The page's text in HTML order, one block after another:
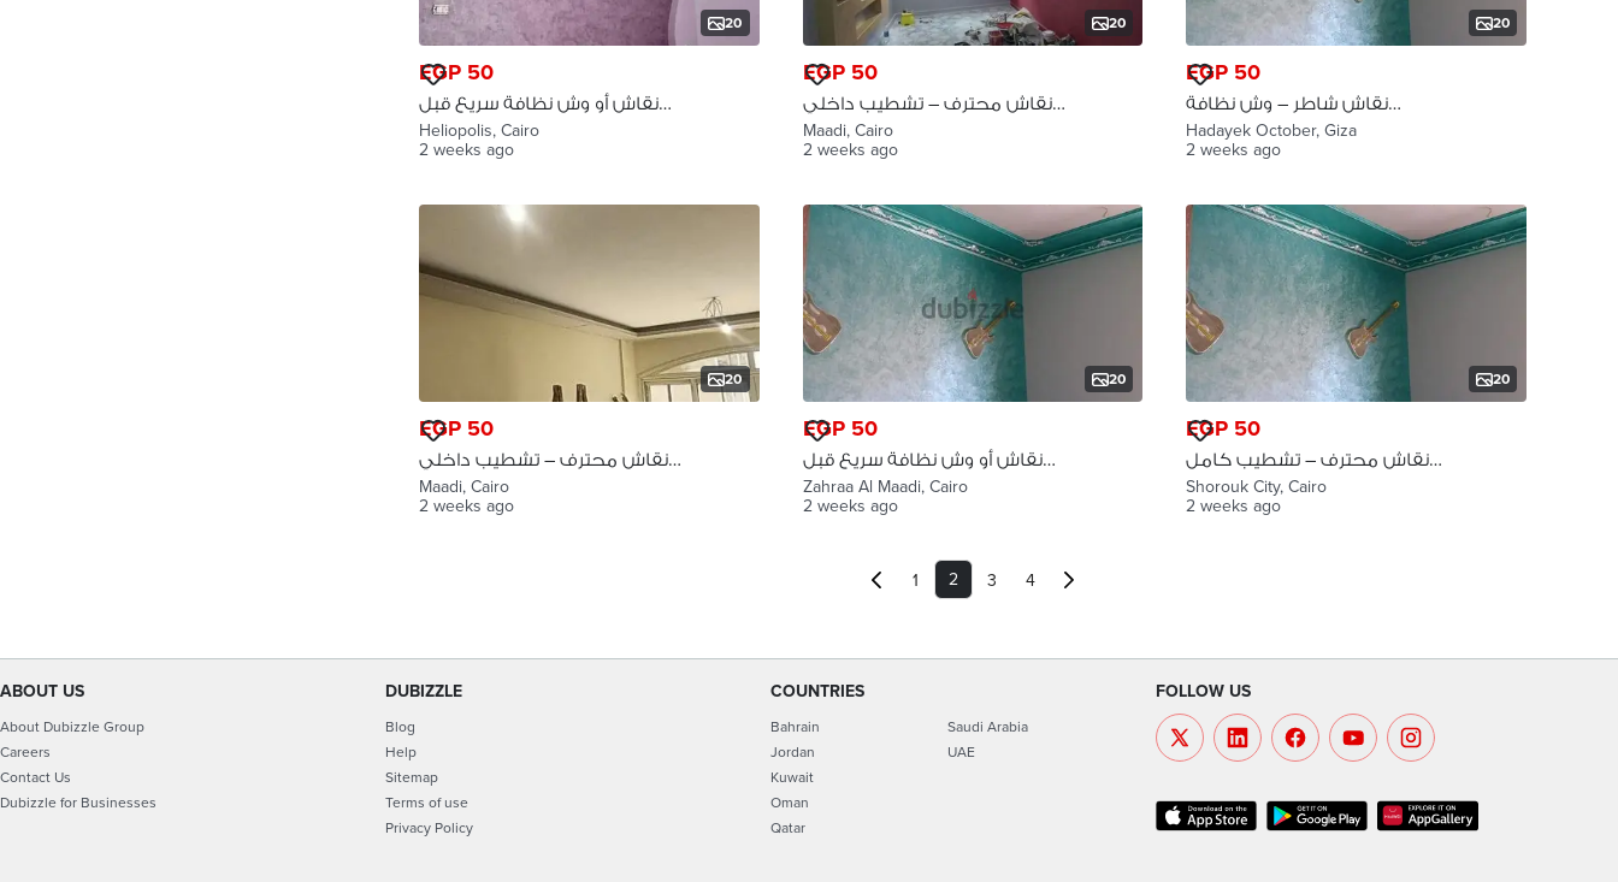
20
EGP 50
نقاش أو وش نظافة سريع قبل
السكن العاشر من رمضان
Heliopolis, Cairo
2 weeks ago
20
EGP 50
نقاش محترف – تشطيب داخلي
كامل المعادي
Maadi, Cairo
2 weeks ago
20
EGP 50
نقاش شاطر – وش نظافة
وتشطيب فاخر حدائق اكتوبر
Hadayek October, Giza
2 weeks ago
20
EGP 50
نقاش محترف – تشطيب داخلي
كامل المعادي
Maadi, Cairo
2 weeks ago
20
EGP 50
نقاش أو وش نظافة سريع قبل
السكن زهراء المعادي
Zahraa Al Maadi, Cairo
2 weeks ago
20
EGP 50
نقاش محترف – تشطيب كامل
بألوان شيك الشروق
Shorouk City, Cairo
2 weeks ago
1 2 3 4
ABOUT US
About Dubizzle Group
Careers
Contact Us
Dubizzle for Businesses
DUBIZZLE
Blog
Help
Sitemap
Terms of use
Privacy Policy
COUNTRIES
Bahrain
Jordan
Kuwait
Oman
Qatar
Saudi Arabia
UAE
FOLLOW US